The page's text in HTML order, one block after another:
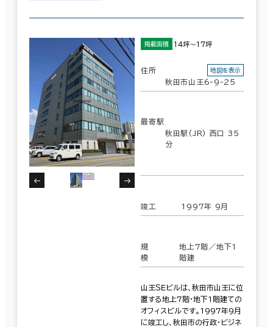
掲載面積 14坪～17坪
住所
秋田市山王6-9-25
地図を表示
最寄駅
秋田駅(JR) 西口 35
分
竣工 1997年 9月
規
模
地上7階／地下1
階建
山王ＳＥビルは、秋田市山王に位
置する地上7階・地下1階建ての
オフィスビルです。1997年9月
に竣工し、秋田市の行政・ビジネ